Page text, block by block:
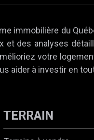
immobilière du
et des analyses
votre
aider à investir en
TERRAIN